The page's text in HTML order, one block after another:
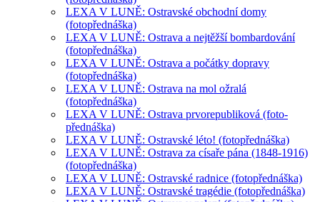
LEXA V LUNĚ: Ostravské obchodní domy
(fotopřednáška)
LEXA V LUNĚ: Ostrava a nejtěžší bombardování
(fotopřednáška)
LEXA V LUNĚ: Ostrava a počátky dopravy
(fotopřednáška)
LEXA V LUNĚ: Ostrava na mol ožralá
(fotopřednáška)
LEXA V LUNĚ: Ostrava prvorepubliková (foto-
přednáška)
LEXA V LUNĚ: Ostravské léto! (fotopřednáška)
LEXA V LUNĚ: Ostrava za císaře pána (1848-1916)
(fotopřednáška)
LEXA V LUNĚ: Ostravské radnice (fotopřednáška)
LEXA V LUNĚ: Ostravské tragédie (fotopřednáška)